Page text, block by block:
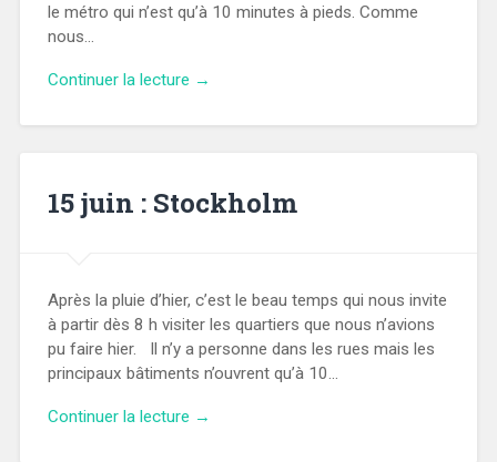
le métro qui n’est qu’à 10 minutes à pieds. Comme
nous…
Continuer la lecture →
15 juin : Stockholm
Après la pluie d’hier, c’est le beau temps qui nous invite
à partir dès 8 h visiter les quartiers que nous n’avions
pu faire hier. Il n’y a personne dans les rues mais les
principaux bâtiments n’ouvrent qu’à 10…
Continuer la lecture →